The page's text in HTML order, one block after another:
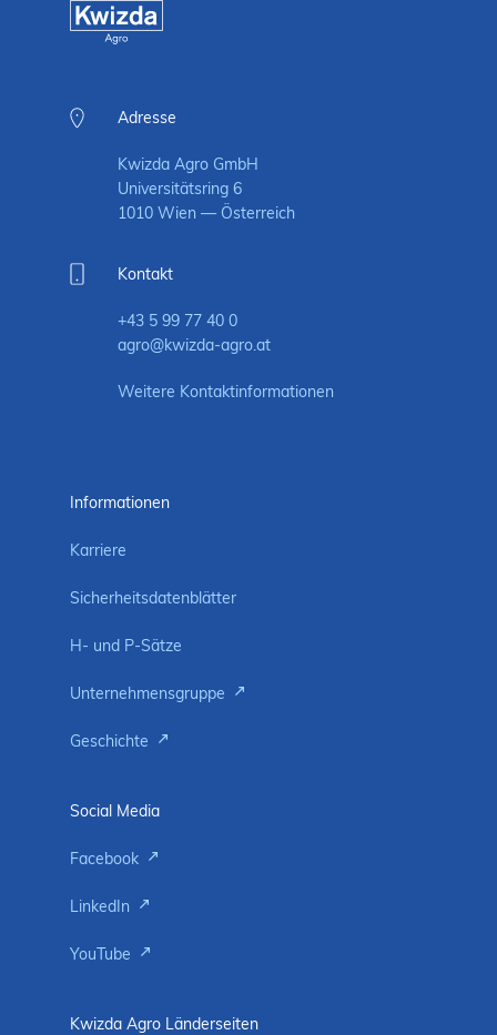
Adresse
Kwizda Agro GmbH
Universitätsring 6
1010 Wien — Österreich
Kontakt
+43 5 99 77 40 0
agro@kwizda-agro.at
Weitere Kontaktinformationen
Informationen
Karriere
Sicherheitsdatenblätter
H- und P-Sätze
Unternehmensgruppe
Geschichte
Social Media
Facebook
LinkedIn
YouTube
Kwizda Agro Länderseiten